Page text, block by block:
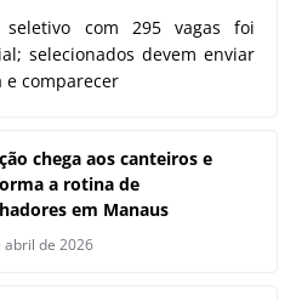
seletivo com 295 vagas foi
selecionados devem enviar
e comparecer
chega aos canteiros e
a rotina de
em Manaus
abril de 2026